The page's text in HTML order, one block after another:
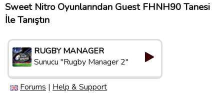
Sweet Nitro Oyunlarından Guest FHNH90 Tanesi
İle Tanıştın
RUGBY MANAGER
Sunucu "Rugby Manager 2"
Forums | Help & Support